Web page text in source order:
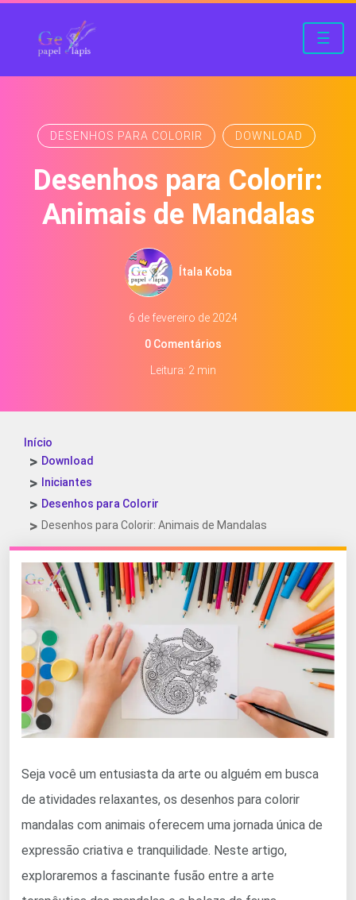
☰
DESENHOS PARA COLORIR DOWNLOAD
Desenhos para Colorir:
Animais de Mandalas
Ítala Koba
6 de fevereiro de 2024
0 Comentários
Leitura: 2 min
Início
Download
Iniciantes
Desenhos para Colorir
Desenhos para Colorir: Animais de Mandalas
Seja você um entusiasta da arte ou alguém em busca
de atividades relaxantes, os desenhos para colorir
mandalas com animais oferecem uma jornada única de
expressão criativa e tranquilidade. Neste artigo,
exploraremos a fascinante fusão entre a arte